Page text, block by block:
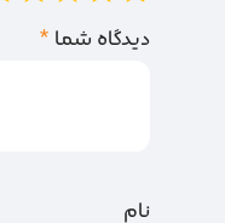
دیدگاه شما *
نام